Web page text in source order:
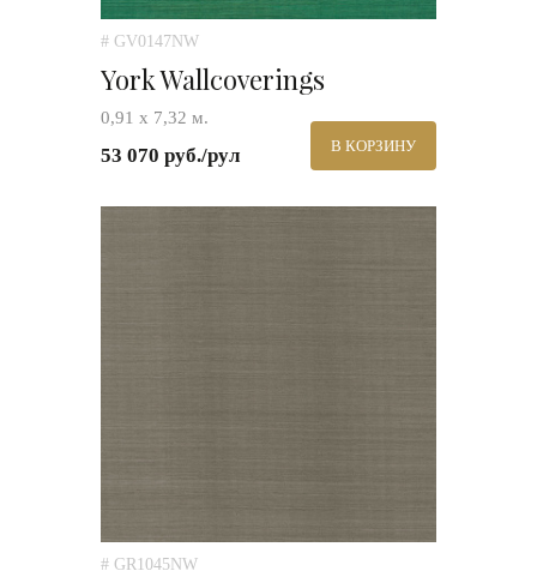
# GV0147NW
York Wallcoverings
0,91 х 7,32 м.
53 070 руб./рул В КОРЗИНУ
# GR1045NW